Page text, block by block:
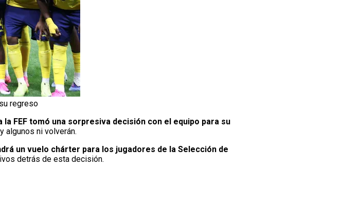
regreso
FEF tomó una sorpresiva decisión con el equipo para su
algunos ni volverán.
un vuelo chárter para los jugadores de la Selección de
detrás de esta decisión.